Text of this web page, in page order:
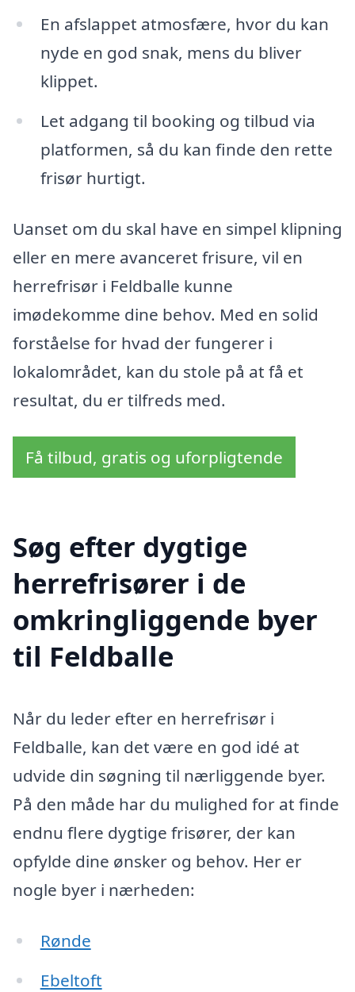
En afslappet atmosfære, hvor du kan
nyde en god snak, mens du bliver
klippet.
Let adgang til booking og tilbud via
platformen, så du kan finde den rette
frisør hurtigt.
Uanset om du skal have en simpel klipning
eller en mere avanceret frisure, vil en
herrefrisør i Feldballe kunne
imødekomme dine behov. Med en solid
forståelse for hvad der fungerer i
lokalområdet, kan du stole på at få et
resultat, du er tilfreds med.
Få tilbud, gratis og uforpligtende
Søg efter dygtige
herrefrisører i de
omkringliggende byer
til Feldballe
Når du leder efter en herrefrisør i
Feldballe, kan det være en god idé at
udvide din søgning til nærliggende byer.
På den måde har du mulighed for at finde
endnu flere dygtige frisører, der kan
opfylde dine ønsker og behov. Her er
nogle byer i nærheden:
Rønde
Ebeltoft